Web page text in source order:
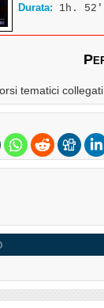
Durata: 1h. 52′
tematici